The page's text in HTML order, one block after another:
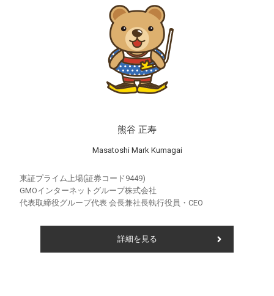
熊谷 正寿
Masatoshi Mark Kumagai
東証プライム上場(証券コード9449)
GMOインターネットグループ株式会社
代表取締役グループ代表 会長兼社長執行役員・CEO
詳細を見る